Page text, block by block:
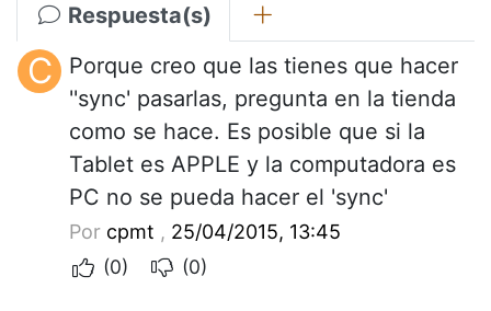
Respuesta(s)
C
Porque creo que las tienes que hacer
''sync' pasarlas, pregunta en la tienda
como se hace. Es posible que si la
Tablet es APPLE y la computadora es
PC no se pueda hacer el 'sync'
Por cpmt , 25/04/2015, 13:45
(0)
(0)